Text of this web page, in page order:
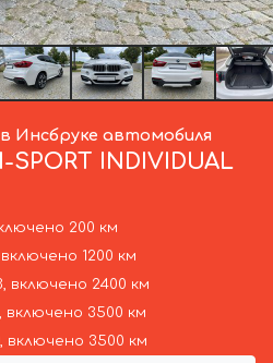
Инсбруке автомобиля
SPORT INDIVIDUAL
200 км
1200 км
включено 2400 км
включено 3500 км
включено 3500 км